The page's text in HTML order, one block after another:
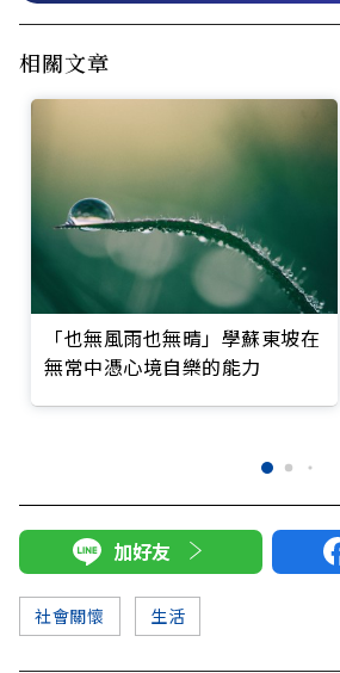
相關文章
「也無風雨也無晴」學蘇東坡在
無常中憑心境自樂的能力
加好友
社會關懷 生活